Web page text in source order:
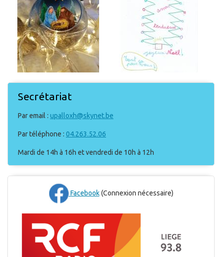
Secrétariat
Par email : upalloxh@skynet.be
Par téléphone : 04.263.52.06
Mardi de 14h à 16h et vendredi de 10h à 12h
Facebook(Connexion nécessaire)